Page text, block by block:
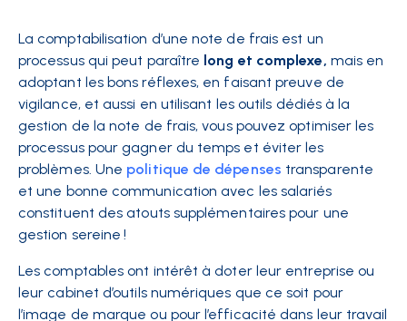
La comptabilisation d’une note de frais est un
processus qui peut paraître long et complexe, mais en
adoptant les bons réflexes, en faisant preuve de
vigilance, et aussi en utilisant les outils dédiés à la
gestion de la note de frais, vous pouvez optimiser les
processus pour gagner du temps et éviter les
problèmes. Une politique de dépenses transparente
et une bonne communication avec les salariés
constituent des atouts supplémentaires pour une
gestion sereine !
Les comptables ont intérêt à doter leur entreprise ou
leur cabinet d’outils numériques que ce soit pour
l’image de marque ou pour l’efficacité dans leur travail